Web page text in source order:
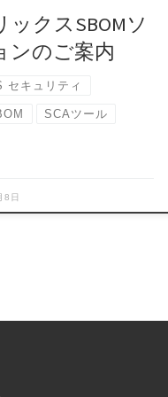
クスSBOMソ
ンのご案内
セキュリティ
SCAツール
8日